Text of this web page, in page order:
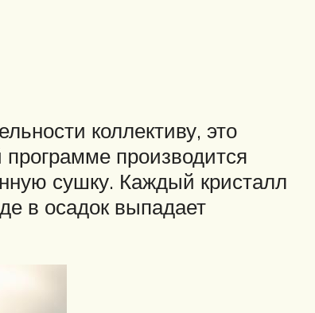
коллективу, это
производится
сушку. Каждый кристалл
в осадок выпадает